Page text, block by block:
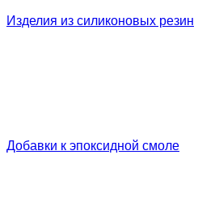
Изделия из силиконовых резин
Добавки к эпоксидной смоле